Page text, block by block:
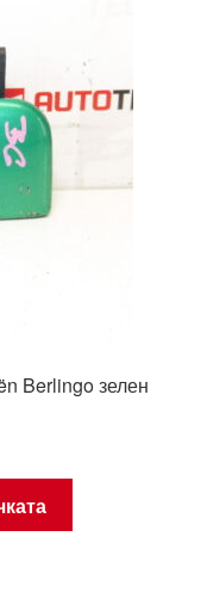
Berlingo зелен